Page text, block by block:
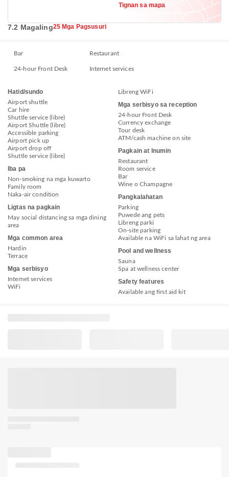
Tignan sa mapa
7.2 Magaling25 Mga Pagsusuri
Bar Restaurant
24-hour Front Desk Internet services
Hatid/sundo
Airport shuttle
Car hire
Shuttle service (libre)
Airport Shuttle (libre)
Accessible parking
Airport pick up
Airport drop off
Shuttle service (libre)
Iba pa
Non-smoking na mga kuwarto
Family room
Naka-air condition
Ligtas na pagkain
May social distancing sa mga dining
area
Mga common area
Hardin
Terrace
Mga serbisyo
Internet services
WiFi
Libreng WiFi
Mga serbisyo sa reception
24-hour Front Desk
Currency exchange
Tour desk
ATM/cash machine on site
Pagkain at Inumin
Restaurant
Room service
Bar
Wine o Champagne
Pangkalahatan
Parking
Puwede ang pets
Libreng parki
On-site parking
Available na WiFi sa lahat ng area
Pool and wellness
Sauna
Spa at wellness center
Safety features
Available ang first aid kit